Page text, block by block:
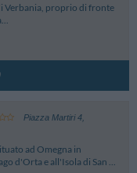
Verbania, proprio di fronte
Piazza Martiri 4,
ad Omegna in
d'Orta e all'Isola di San ...